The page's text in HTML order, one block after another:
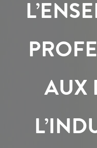
AUX